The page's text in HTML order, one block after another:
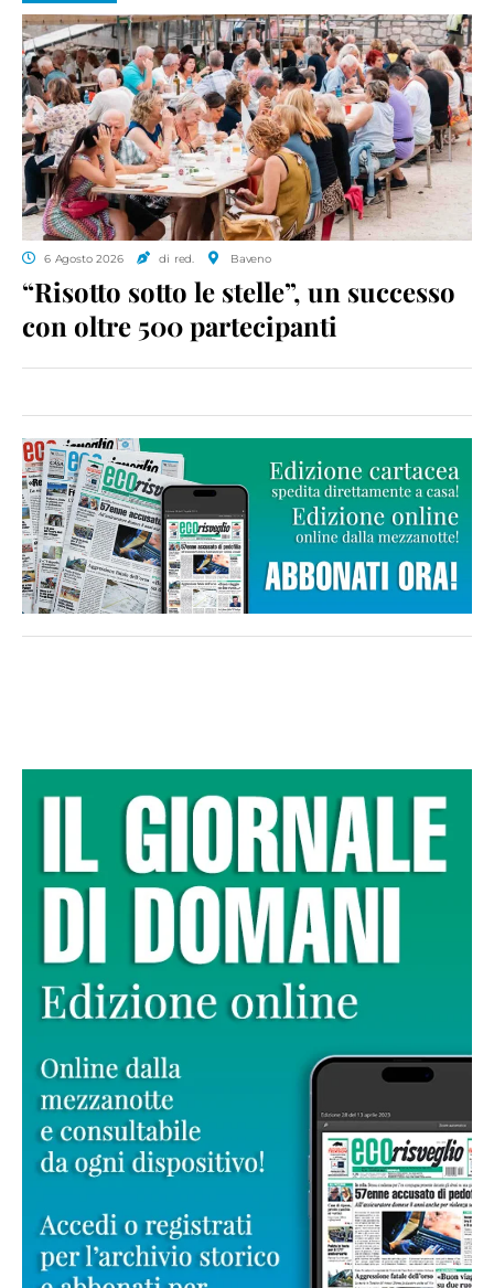
6 Agosto 2026 di red. Baveno
“Risotto sotto le stelle”, un successo
con oltre 500 partecipanti